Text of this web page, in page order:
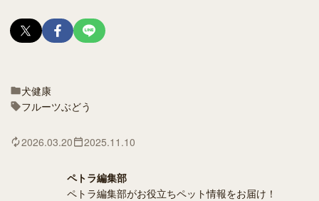
犬健康
フルーツぶどう
2026.03.20 2025.11.10
ペトラ編集部
ペトラ編集部がお役立ちペット情報をお届け！